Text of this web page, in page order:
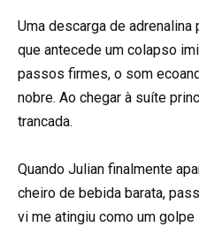
Uma descarga de
que antecede um colapso
passos firmes, o som
nobre. Ao chegar à suíte
trancada.
Quando Julian finalmente
cheiro de bebida barata,
vi me atingiu como um golpe